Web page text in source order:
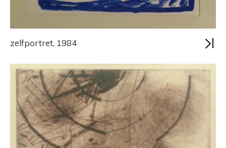
zelfportret, 1984